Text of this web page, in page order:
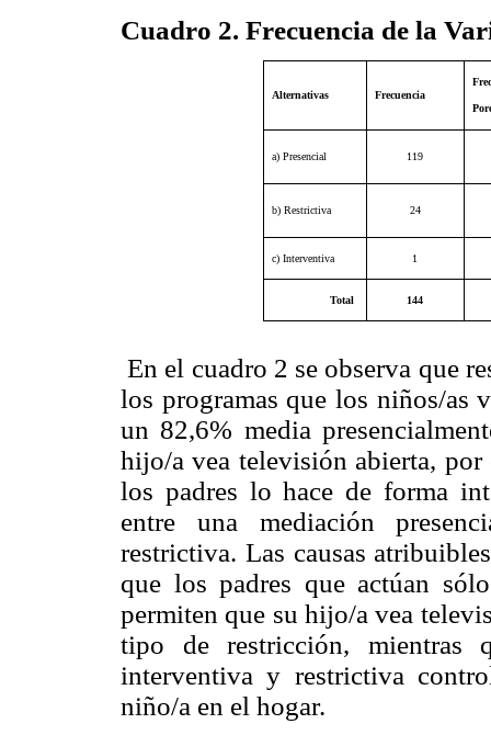
Cuadro 2. Frecuencia de la
Alternativas Frecuencia
a) Presencial 119
b) Restrictiva 24
c) Interventiva 1
Total 144
En el cuadro 2 se observa que
los programas que los niños/as
un 82,6% media
hijo/a vea televisión abierta,
los padres lo hace de forma
entre una mediación
restrictiva. Las causas
que los padres que actúan
permiten que su hijo/a vea
tipo de restricción, mientras
interventiva y restrictiva
niño/a en el hogar.